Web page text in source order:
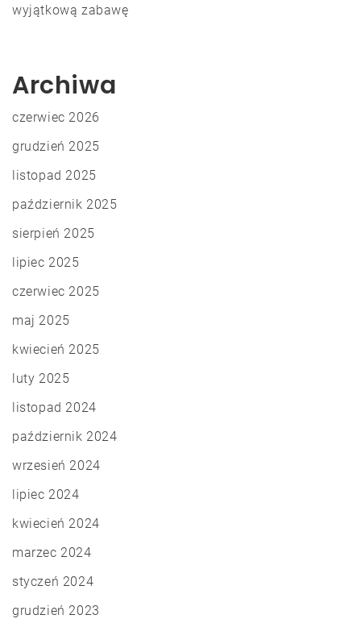
wyjątkową zabawę
Archiwa
czerwiec 2026
grudzień 2025
listopad 2025
październik 2025
sierpień 2025
lipiec 2025
czerwiec 2025
maj 2025
kwiecień 2025
luty 2025
listopad 2024
październik 2024
wrzesień 2024
lipiec 2024
kwiecień 2024
marzec 2024
styczeń 2024
grudzień 2023